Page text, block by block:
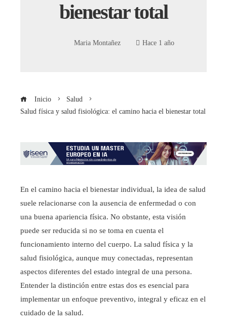
bienestar total
Maria Montañez Hace 1 año
Inicio
Salud
Salud física y salud fisiológica: el camino hacia el bienestar total
En el camino hacia el bienestar individual, la idea de salud
suele relacionarse con la ausencia de enfermedad o con
una buena apariencia física. No obstante, esta visión
puede ser reducida si no se toma en cuenta el
funcionamiento interno del cuerpo. La salud física y la
salud fisiológica, aunque muy conectadas, representan
aspectos diferentes del estado integral de una persona.
Entender la distinción entre estas dos es esencial para
implementar un enfoque preventivo, integral y eficaz en el
cuidado de la salud.